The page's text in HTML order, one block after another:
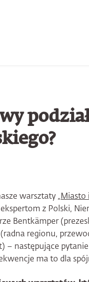
warsztaty „Miasto
z Polski,
Bentkämper
regionu,
– następujące
ma to dla